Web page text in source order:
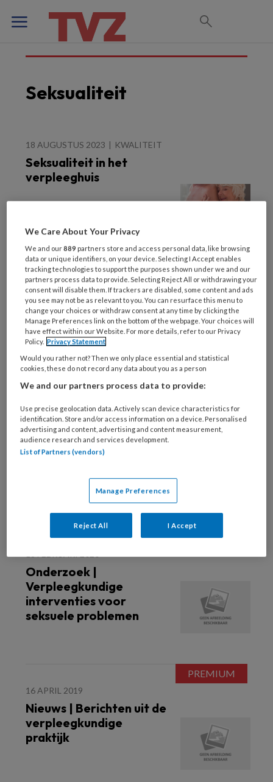
Seksualiteit
18 AUGUSTUS 2023 KWALITEIT
Seksualiteit in het
verpleeghuis
25 AUGUSTUS 2022
Mantelzorgers die zich
alleen zorgverlener
voelen hebben het
zwaarder
24 MAART 2022
Praat met cliënt over
veranderende seksuele
Onderzoek |
Verpleegkundige
interventies voor
seksuele problemen
16 APRIL 2019
Nieuws | Berichten uit de
verpleegkundige
praktijk
We Care About Your Privacy
We and our889 partners store and access personal data, like browsing
data or unique identifiers, on your device. Selecting I Accept enables
tracking technologies to support the purposes shown under we and our
partners process data to provide. Selecting Reject All or withdrawing your
consent will disable them. If trackers are disabled, some content and ads
you see may not be as relevant to you. You can resurface this menu to
change your choices or withdraw consent at any time by clicking the
Manage Preferences link on the bottom of the webpage. Your choices will
have effect within our Website. For more details, refer to our Privacy
Policy. Privacy Statement
Would you rather not? Then we only place essential and statistical
cookies, these do not record any data about you as a person
We and our partners process data to provide:
Use precise geolocation data. Actively scan device characteristics for
identification. Store and/or access information on a device. Personalised
advertising and content, advertising and content measurement,
audience research and services development.
List of Partners (vendors)
Manage Preferences
Reject All I Accept